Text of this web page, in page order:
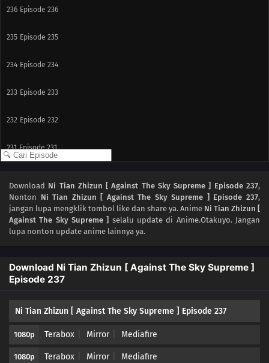
236 Episode 236
235 Episode 235
234 Episode 234
233 Episode 233
232 Episode 232
231 Episode 231
229 Episode 229
228 Episode 228
226 Episode 226
225 Episode 225
Episode 224
Download Ni Tian Zhizun [ Against The Sky Supreme ] Episode 237,
Nonton Ni Tian Zhizun [ Against The Sky Supreme ] Episode 237,
jangan lupa mengklik tombol like dan share ya. Anime Ni Tian Zhizun [
Against The Sky Supreme ] selalu update di Anime.Otakuyo. Jangan
lupa nonton update anime lainnya ya.
Download Ni Tian Zhizun [ Against The Sky Supreme ]
Episode 237
Ni Tian Zhizun [ Against The Sky Supreme ] Episode 237
1080p Terabox Mirror Mediafire
1080p Terabox Mirror Mediafire